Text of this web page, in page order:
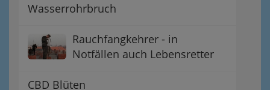
Wasserrohrbruch
Rauchfangkehrer - in
Notfällen auch Lebensretter
CBD Blüten